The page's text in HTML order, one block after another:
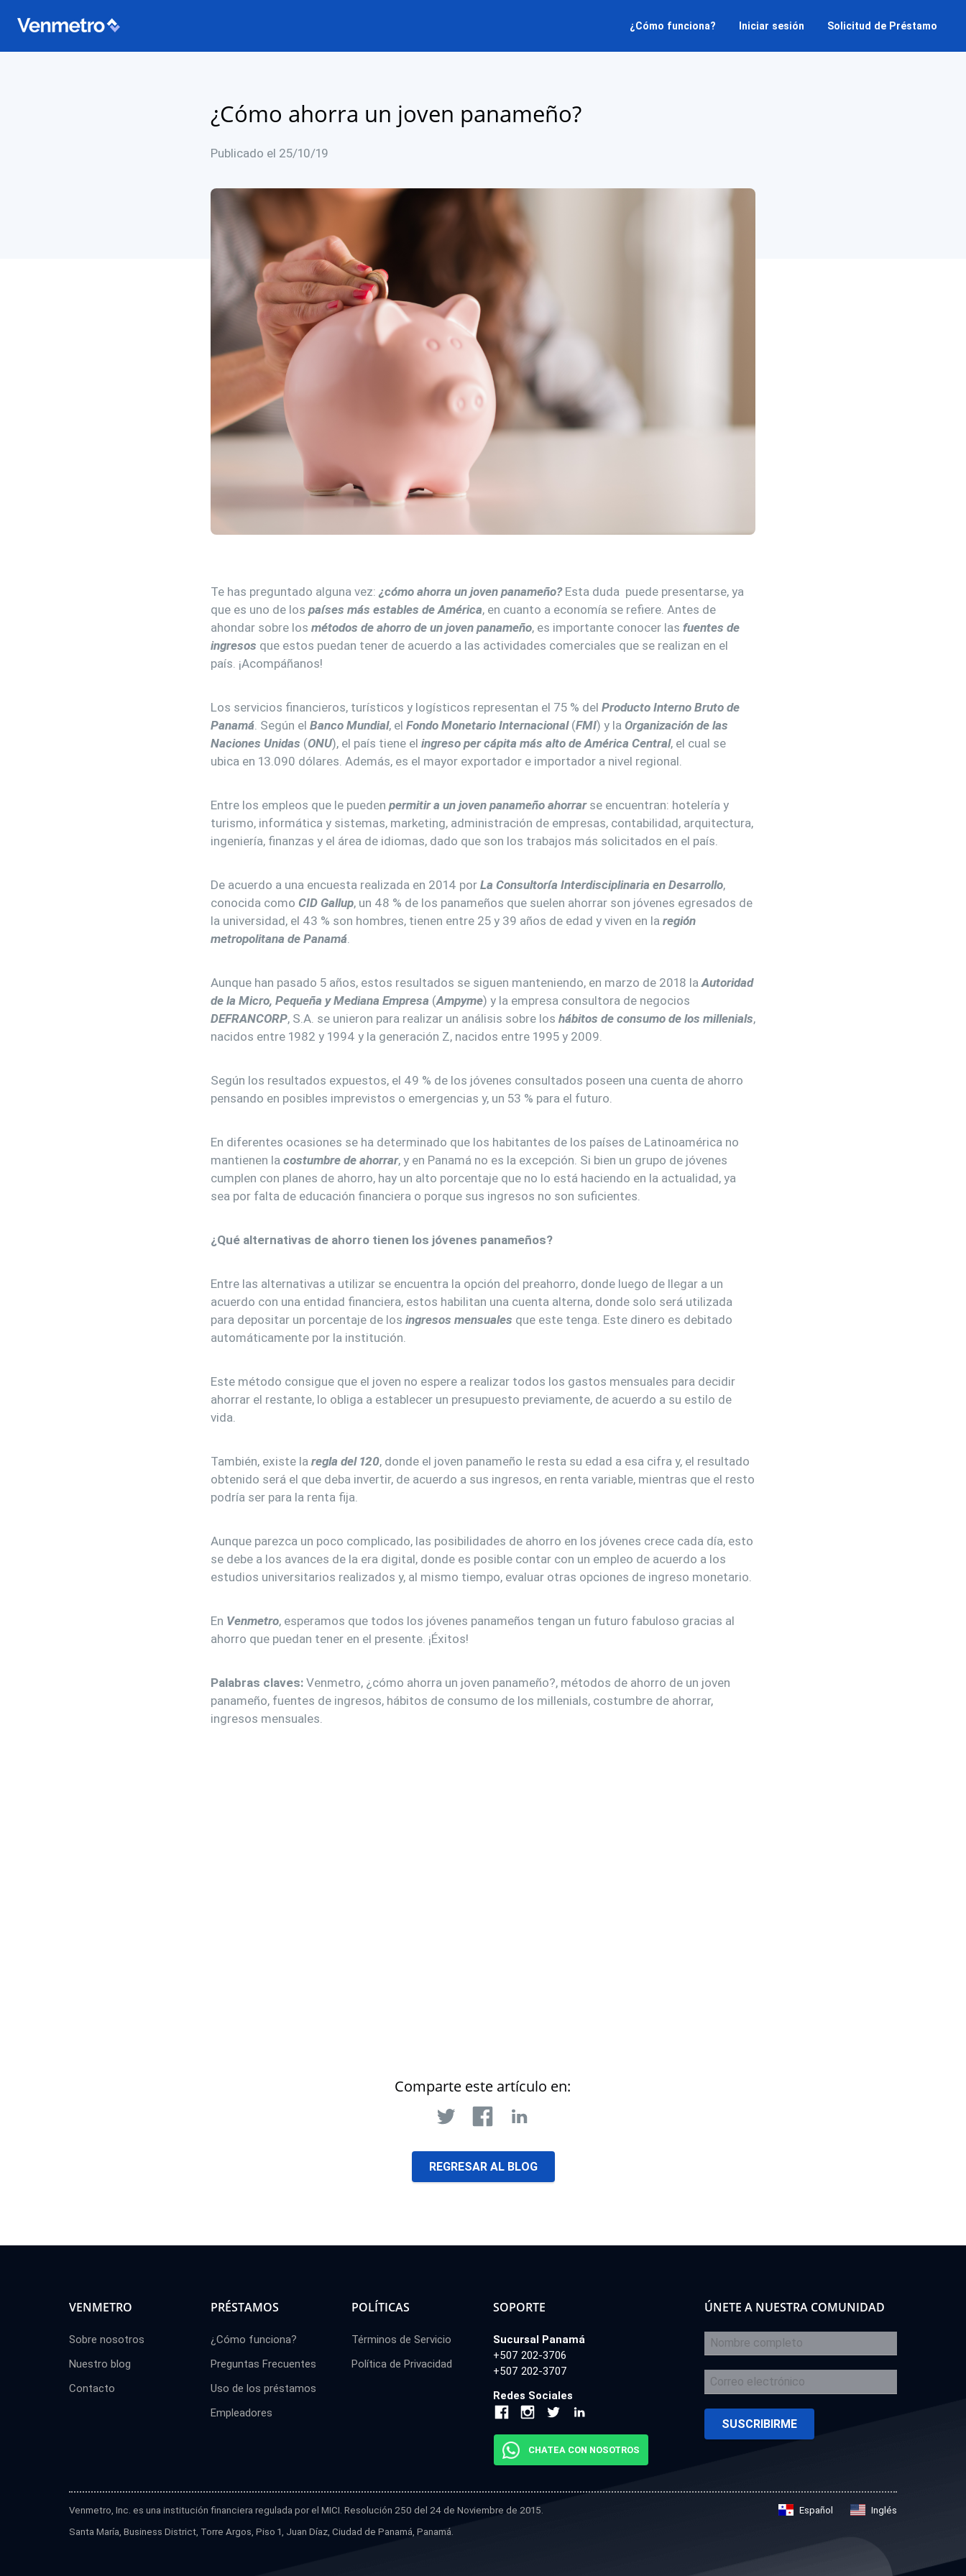
¿Cómo funciona? Iniciar sesión Solicitud de Préstamo
¿Cómo ahorra un joven panameño?
Publicado el 25/10/19
Te has preguntado alguna vez: ¿cómo ahorra un joven panameño?Esta duda puede presentarse, ya
que es uno de los países más estables de América, en cuanto a economía se refiere. Antes de
ahondar sobre los métodos de ahorro de un joven panameño, es importante conocer las fuentes de
ingresos que estos puedan tener de acuerdo a las actividades comerciales que se realizan en el
país. ¡Acompáñanos!
Los servicios financieros, turísticos y logísticos representan el 75 % del Producto Interno Bruto de
Panamá. Según el Banco Mundial, el Fondo Monetario Internacional(FMI) y la Organización de las
Naciones Unidas (ONU), el país tiene el ingreso per cápita más alto de América Central, el cual se
ubica en 13.090 dólares. Además, es el mayor exportador e importador a nivel regional.
Entre los empleos que le pueden permitir a un joven panameño ahorrarse encuentran: hotelería y
turismo, informática y sistemas, marketing, administración de empresas, contabilidad, arquitectura,
ingeniería, finanzas y el área de idiomas, dado que son los trabajos más solicitados en el país.
De acuerdo a una encuesta realizada en 2014 por La Consultoría Interdisciplinaria en Desarrollo,
conocida como CID Gallup, un 48 % de los panameños que suelen ahorrar son jóvenes egresados de
la universidad, el 43 % son hombres, tienen entre 25 y 39 años de edad y viven en la región
metropolitana de Panamá.
Aunque han pasado 5 años, estos resultados se siguen manteniendo, en marzo de 2018 la Autoridad
de la Micro, Pequeña y Mediana Empresa (Ampyme) y la empresa consultora de negocios
DEFRANCORP, S.A. se unieron para realizar un análisis sobre los hábitos de consumo de los millenials,
nacidos entre 1982 y 1994 y la generación Z, nacidos entre 1995 y 2009.
Según los resultados expuestos, el 49 % de los jóvenes consultados poseen una cuenta de ahorro
pensando en posibles imprevistos o emergencias y, un 53 % para el futuro.
En diferentes ocasiones se ha determinado que los habitantes de los países de Latinoamérica no
mantienen la costumbre de ahorrar, y en Panamá no es la excepción. Si bien un grupo de jóvenes
cumplen con planes de ahorro, hay un alto porcentaje que no lo está haciendo en la actualidad, ya
sea por falta de educación financiera o porque sus ingresos no son suficientes.
¿Qué alternativas de ahorro tienen los jóvenes panameños?
Entre las alternativas a utilizar se encuentra la opción del preahorro, donde luego de llegar a un
acuerdo con una entidad financiera, estos habilitan una cuenta alterna, donde solo será utilizada
para depositar un porcentaje de los ingresos mensuales que este tenga. Este dinero es debitado
automáticamente por la institución.
Este método consigue que el joven no espere a realizar todos los gastos mensuales para decidir
ahorrar el restante, lo obliga a establecer un presupuesto previamente, de acuerdo a su estilo de
vida.
También, existe la regla del 120, donde el joven panameño le resta su edad a esa cifra y, el resultado
obtenido será el que deba invertir, de acuerdo a sus ingresos, en renta variable, mientras que el resto
podría ser para la renta fija.
Aunque parezca un poco complicado, las posibilidades de ahorro en los jóvenes crece cada día, esto
se debe a los avances de la era digital, donde es posible contar con un empleo de acuerdo a los
estudios universitarios realizados y, al mismo tiempo, evaluar otras opciones de ingreso monetario.
En Venmetro, esperamos que todos los jóvenes panameños tengan un futuro fabuloso gracias al
ahorro que puedan tener en el presente. ¡Éxitos!
Palabras claves:Venmetro, ¿cómo ahorra un joven panameño?, métodos de ahorro de un joven
panameño, fuentes de ingresos, hábitos de consumo de los millenials, costumbre de ahorrar,
ingresos mensuales.
Comparte este artículo en:
REGRESAR AL BLOG
VENMETRO
Sobre nosotros
Nuestro blog
Contacto
PRÉSTAMOS
¿Cómo funciona?
Preguntas Frecuentes
Uso de los préstamos
Empleadores
POLÍTICAS
Términos de Servicio
Política de Privacidad
SOPORTE
Sucursal Panamá
+507 202-3706
+507 202-3707
Redes Sociales
CHATEA CON NOSOTROS
ÚNETE A NUESTRA COMUNIDAD
Venmetro, Inc. es una institución financiera regulada por el MICI. Resolución 250 del 24 de Noviembre de 2015.
Santa María, Business District, Torre Argos, Piso 1, Juan Díaz, Ciudad de Panamá, Panamá.
Español Inglés